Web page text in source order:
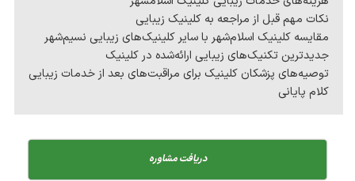
نکات مهم قبل از مراجعه به کلینیک زیبایی
مقایسه کلینیک اسلام‌شهر با سایر کلینیک‌های زیبایی نسیم‌شهر
جدیدترین تکنیک‌های زیبایی ارائه‌شده در کلینیک
توصیه‌های پزشکان کلینیک برای مراقبت‌های بعد از خدمات زیبایی
کلام پایانی
دریافت مشاوره